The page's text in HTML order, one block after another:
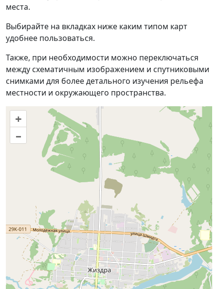
места.
Выбирайте на вкладках ниже каким типом карт
удобнее пользоваться.
Также, при необходимости можно переключаться
между схематичным изображением и спутниковыми
снимками для более детального изучения рельефа
местности и окружающего пространства.
+
–